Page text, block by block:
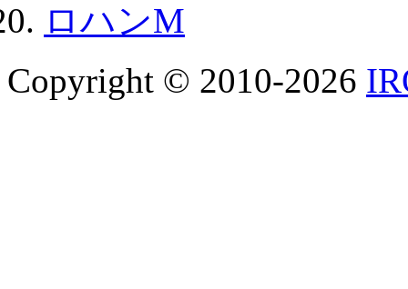
ロハンM
Copyright © 2010-2026